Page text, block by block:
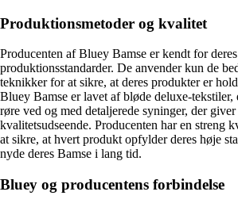
Produktionsmetoder og kvalitet
Producenten af Bluey Bamse er kendt for
produktionsstandarder. De anvender kun de
teknikker for at sikre, at deres produkter er
Bluey Bamse er lavet af bløde deluxe-tekstiler,
røre ved og med detaljerede syninger, der
kvalitetsudseende. Producenten har en streng
at sikre, at hvert produkt opfylder deres høje
nyde deres Bamse i lang tid.
Bluey og producentens forbindelse